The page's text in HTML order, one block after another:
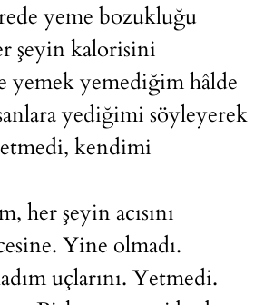
yeme bozukluğu
şeyin kalorisini
yemek yemediğim hâlde
yediğimi söyleyerek
kendimi
her şeyin acısını
Yine olmadı.
uçlarını. Yetmedi.